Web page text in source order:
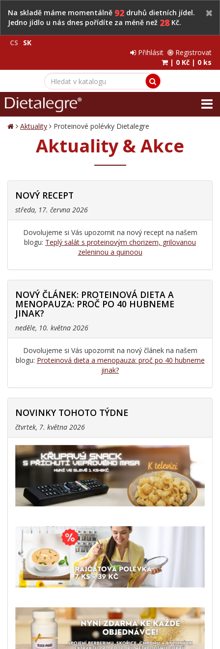
Na skladě máme momentálně 92 druhů dietních jídel.
Jedno jídlo u nás dnes pořídíte za méně než 28Kč.
CS
SK
Přihlásit
Registrovat
| 0 Kč | 0 ks
Aktuality Proteinové polévky Dietalegre
Aktuality & Akce
NOVÝ RECEPT
středa, 17. června 2026
Dovolujeme si Vás upozornit na nový recept na našem
blogu: Teplý salát s proteinovým chorizem, grilovanou
zeleninou a quinoou
NOVÝ ČLÁNEK: PROTEINOVÁ DIETA A
MENOPAUZA: PROČ PO 40 HUBNEME
JINAK?
neděle, 10. května 2026
Dovolujeme si Vás upozornit na nový článek na našem
blogu: Proteinová dieta a menopauza: proč po 40 hubneme
jinak?
NOVINKY TOHOTO TÝDNE
čtvrtek, 7. května 2026